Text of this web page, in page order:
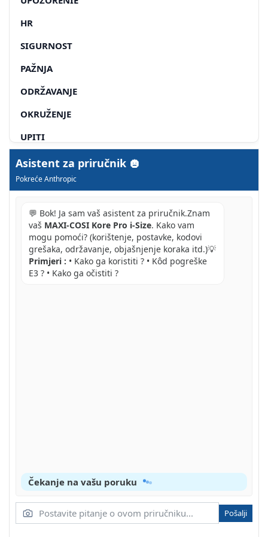
HR
SIGURNOST
PAŽNJA
ODRŽAVANJE
OKRUŽENJE
UPITI
JAMSTVO
KAKO POSTUPITI U SLUČAJU OŠTEĆENJA
SK
Asistent za priručnik
Pokreće Anthropic
💬 Bok! Ja sam vaš asistent za priručnik.Znam
vaš MAXI-COSI Kore Pro i-Size. Kako vam
mogu pomoći? (korištenje, postavke, kodovi
grešaka, održavanje, objašnjenje koraka itd.)💡
Primjeri : • Kako ga koristiti ? • Kôd pogreške
E3 ? • Kako ga očistiti ?
Čekanje na vašu poruku
Pošalji